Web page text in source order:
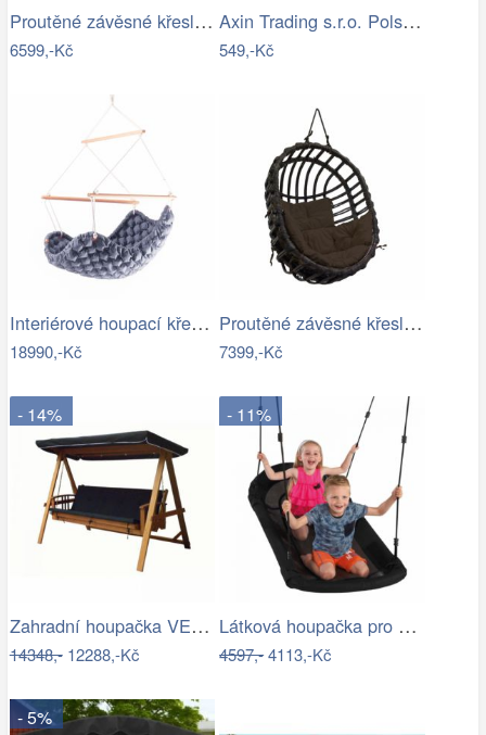
Proutěné závěsné křeslo Elis, přírodní…
6599,-Kč
Axin Trading s.r.o. Polstr na závěsnou…
549,-Kč
Interiérové houpací křeslo Swingy In…
18990,-Kč
Proutěné závěsné křeslo Lena, hnědý rám…
7399,-Kč
- 14%
Zahradní houpačka VEGAS LUX Rojaplast
14348,-12288,-Kč
- 11%
Látková houpačka pro děti-ZO
4597,-4113,-Kč
- 5%